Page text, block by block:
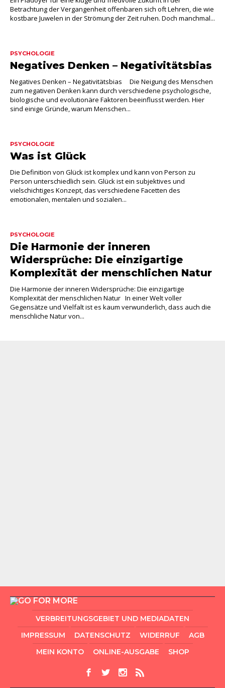
Betrachtung der Vergangenheit offenbaren sich oft Lehren, die wie
kostbare Juwelen in der Strömung der Zeit ruhen. Doch manchmal...
PSYCHOLOGIE
Negatives Denken – Negativitätsbias
Negatives Denken – Negativitätsbias Die Neigung des Menschen
zum negativen Denken kann durch verschiedene psychologische,
biologische und evolutionäre Faktoren beeinflusst werden. Hier
sind einige Gründe, warum Menschen...
PSYCHOLOGIE
Was ist Glück
Die Definition von Glück ist komplex und kann von Person zu
Person unterschiedlich sein. Glück ist ein subjektives und
vielschichtiges Konzept, das verschiedene Facetten des
emotionalen, mentalen und sozialen...
PSYCHOLOGIE
Die Harmonie der inneren
Widersprüche: Die einzigartige
Komplexität der menschlichen Natur
Die Harmonie der inneren Widersprüche: Die einzigartige
Komplexität der menschlichen Natur In einer Welt voller
Gegensätze und Vielfalt ist es kaum verwunderlich, dass auch die
menschliche Natur von...
VERBREITUNGSGEBIET UND MEDIADATEN
IMPRESSUM
DATENSCHUTZ WIDERRUF
AGB
MEIN KONTO
ONLINE-AUSGABE SHOP